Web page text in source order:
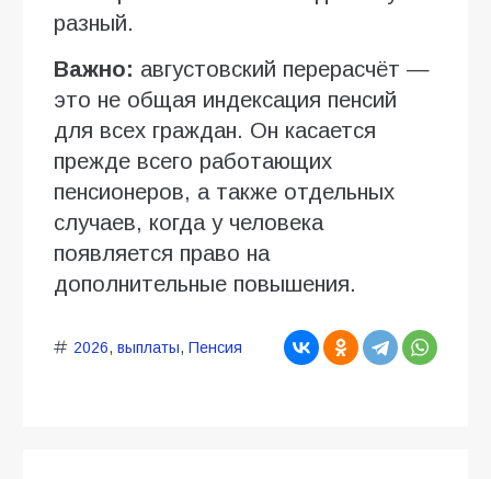
разный.
Важно: августовский перерасчёт —
это не общая индексация пенсий
для всех граждан. Он касается
прежде всего работающих
пенсионеров, а также отдельных
случаев, когда у человека
появляется право на
дополнительные повышения.
2026, выплаты, Пенсия